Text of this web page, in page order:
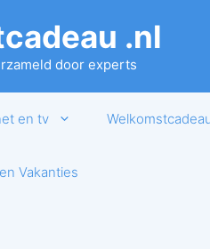
.nl
door experts
en tv
Vakanties